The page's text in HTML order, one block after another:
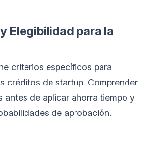
Elegibilidad para la
criterios específicos para
créditos de startup. Comprender
antes de aplicar ahorra tiempo y
de aprobación.